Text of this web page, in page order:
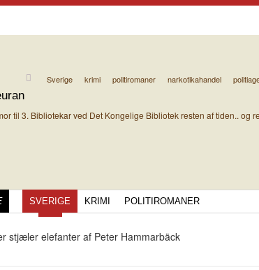
Sverige krimi politiromaner narkotikahandel
til 3. Bibliotekar ved Det Kongelige Bibliotek resten af tiden.. og
SVERIGE KRIMI POLITIROMANER
stjæler elefanter af Peter Hammarbäck